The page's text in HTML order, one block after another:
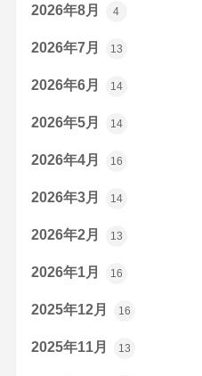
2026年8月 4
2026年7月 13
2026年6月 14
2026年5月 14
2026年4月 16
2026年3月 14
2026年2月 13
2026年1月 16
2025年12月 16
2025年11月 13